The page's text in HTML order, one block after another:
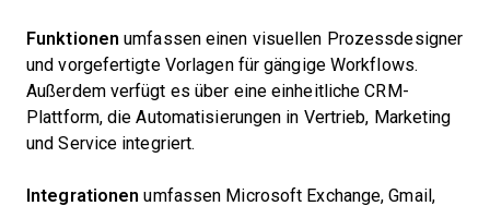
Funktionen umfassen einen visuellen Prozessdesigner
und vorgefertigte Vorlagen für gängige Workflows.
Außerdem verfügt es über eine einheitliche CRM-
Plattform, die Automatisierungen in Vertrieb, Marketing
und Service integriert.
Integrationen umfassen Microsoft Exchange, Gmail,